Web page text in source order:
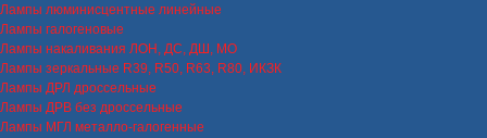
Лампы люминисцентные линейные
Лампы галогеновые
Лампы накаливания ЛОН, ДС, ДШ, МО
Лампы зеркальные R39, R50, R63, R80, ИКЗК
Лампы ДРЛ дроссельные
Лампы ДРВ без дроссельные
Лампы МГЛ металло-галогенные